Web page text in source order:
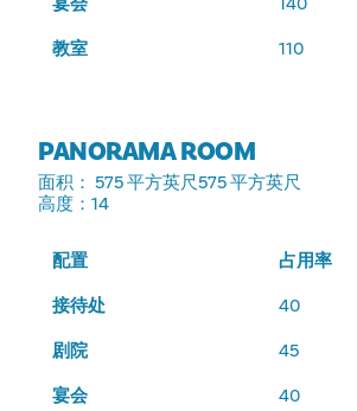
教室 110
PANORAMA ROOM
面积 ： 575 平方英尺575 平方英尺
高度 ：14
配置 占用率
接待处 40
剧院 45
宴会 40